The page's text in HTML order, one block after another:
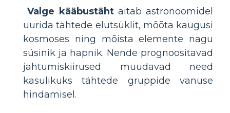
Valge kääbustähtaitab astronoomidel
uurida tähtede elutsüklit, mõõta kaugusi
kosmoses ning mõista elemente nagu
süsinik ja hapnik. Nende prognoositavad
jahtumiskiirused muudavad need
kasulikuks tähtede gruppide vanuse
hindamisel.